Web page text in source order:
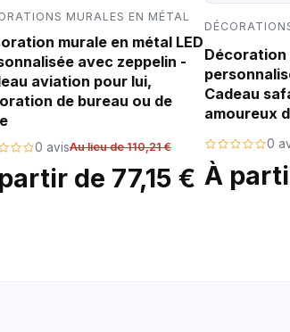
MURALES EN MÉTAL
murale en métal LED
avec zeppelin -
aviation pour lui,
de bureau ou de
0 avisAu lieu de 110,21 €
de 77,15 €
Décoration
Cadeau
amoureux
0
À